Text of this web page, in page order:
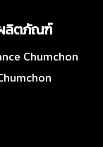
ลิตภัณฑ์
Chumchon